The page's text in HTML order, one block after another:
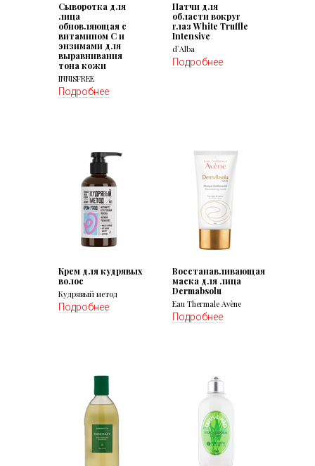
Сыворотка для
лица
обновляющая с
витамином С и
энзимами для
выравнивания
тона кожи
INNISFREE
Подробнее
Патчи для
области вокруг
глаз White Truffle
Intensive
d`Alba
Подробнее
Крем для кудрявых
волос
Кудрявый метод
Подробнее
Восстанавливающая
маска для лица
Dermabsolu
Eau Thermale Avène
Подробнее